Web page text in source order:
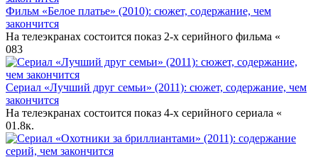
Фильм «Белое платье» (2010): сюжет, содержание, чем
закончится
На телеэкранах состоится показ 2-х серийного фильма «
083
Сериал «Лучший друг семьи» (2011): сюжет, содержание, чем
закончится
На телеэкранах состоится показ 4-х серийного сериала «
01.8к.